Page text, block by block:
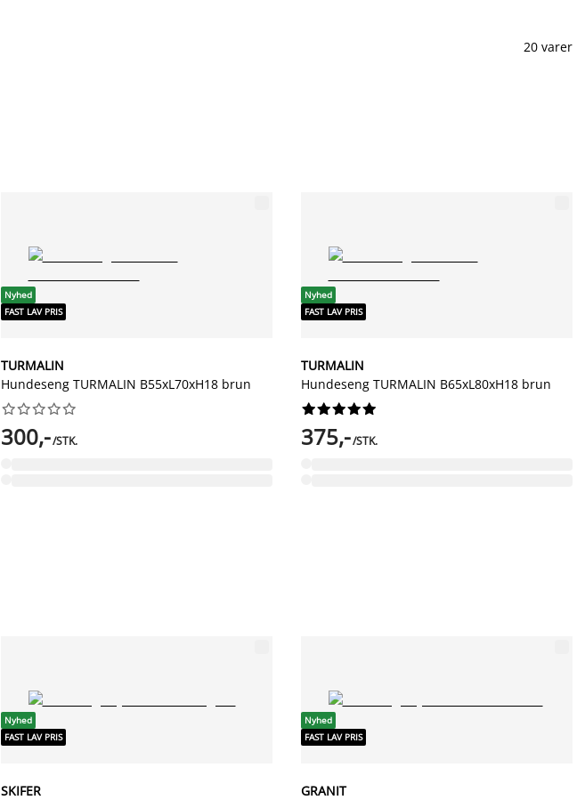
20 varer
Nyhed
FAST LAV PRIS
TURMALIN
Hundeseng TURMALIN B55xL70xH18 brun






300,-/STK.
Nyhed
FAST LAV PRIS
TURMALIN
Hundeseng TURMALIN B65xL80xH18 brun






375,-/STK.
Nyhed
FAST LAV PRIS
SKIFER
Nyhed
FAST LAV PRIS
GRANIT